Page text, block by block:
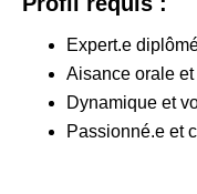
Expert.e
Aisance orale et
Dynamique et
Passionné.e et